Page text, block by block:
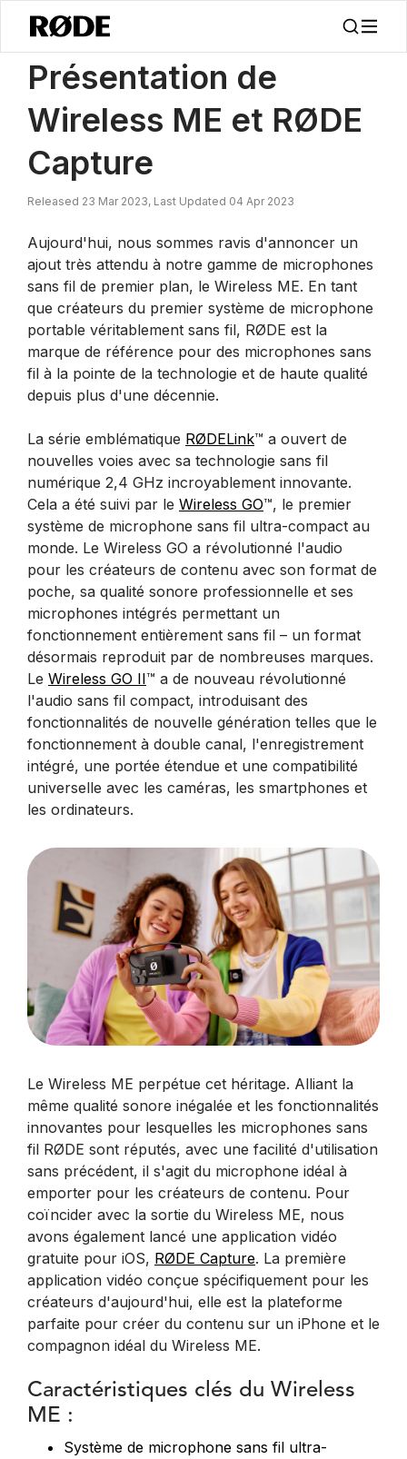
Nouvelles / Présentation De Wireless ME Et RØDE Capture
Présentation de
Wireless ME et RØDE
Capture
Released 23 Mar 2023, Last Updated 04 Apr 2023
Aujourd'hui, nous sommes ravis d'annoncer un
ajout très attendu à notre gamme de microphones
sans fil de premier plan, le Wireless ME. En tant
que créateurs du premier système de microphone
portable véritablement sans fil, RØDE est la
marque de référence pour des microphones sans
fil à la pointe de la technologie et de haute qualité
depuis plus d'une décennie.
La série emblématique RØDELink™ a ouvert de
nouvelles voies avec sa technologie sans fil
numérique 2,4 GHz incroyablement innovante.
Cela a été suivi par le Wireless GO™, le premier
système de microphone sans fil ultra-compact au
monde. Le Wireless GO a révolutionné l'audio
pour les créateurs de contenu avec son format de
poche, sa qualité sonore professionnelle et ses
microphones intégrés permettant un
fonctionnement entièrement sans fil – un format
désormais reproduit par de nombreuses marques.
Le Wireless GO II™ a de nouveau révolutionné
l'audio sans fil compact, introduisant des
fonctionnalités de nouvelle génération telles que le
fonctionnement à double canal, l'enregistrement
intégré, une portée étendue et une compatibilité
universelle avec les caméras, les smartphones et
les ordinateurs.
Le Wireless ME perpétue cet héritage. Alliant la
même qualité sonore inégalée et les fonctionnalités
innovantes pour lesquelles les microphones sans
fil RØDE sont réputés, avec une facilité d'utilisation
sans précédent, il s'agit du microphone idéal à
emporter pour les créateurs de contenu. Pour
coïncider avec la sortie du Wireless ME, nous
avons également lancé une application vidéo
gratuite pour iOS, RØDE Capture. La première
application vidéo conçue spécifiquement pour les
créateurs d'aujourd'hui, elle est la plateforme
parfaite pour créer du contenu sur un iPhone et le
compagnon idéal du Wireless ME.
Caractéristiques clés du Wireless
ME :
Système de microphone sans fil ultra-